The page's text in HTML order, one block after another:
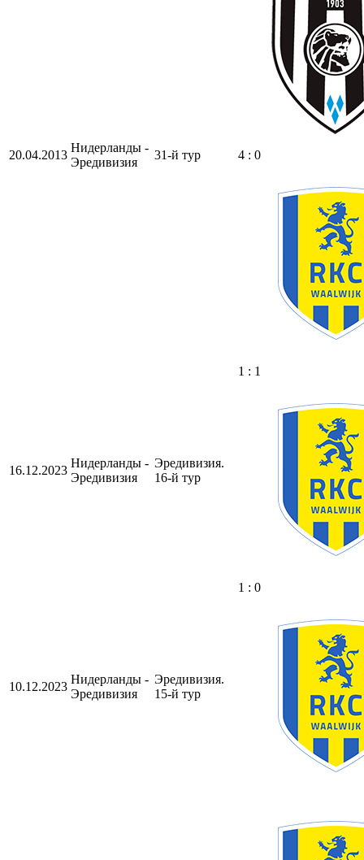
20.04.2013
Нидерланды -
Эредивизия
31-й тур 4 : 0
16.12.2023
Нидерланды -
Эредивизия
Эредивизия.
16-й тур
1 : 1
10.12.2023
Нидерланды -
Эредивизия
Эредивизия.
15-й тур
1 : 0